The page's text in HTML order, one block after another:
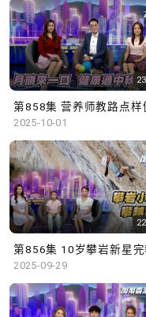
2025-10-01
2025-09-29